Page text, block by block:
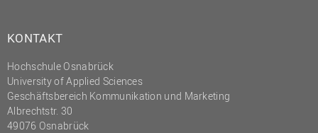
KONTAKT
Hochschule Osnabrück
University of Applied Sciences
Geschäftsbereich Kommunikation und Marketing
Albrechtstr. 30
49076 Osnabrück